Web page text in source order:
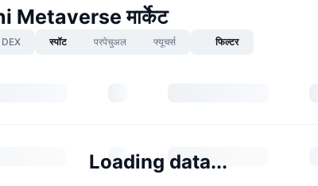
Metaverse मार्केट
DEX स्पॉट परपेचुअल फ्यूचर्स फिल्टर
Loading data...